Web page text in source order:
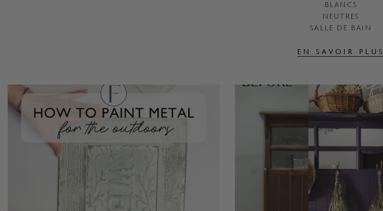
BLANCS
NEUTRES
SALLE DE BAIN
EN SAVOIR PLUS